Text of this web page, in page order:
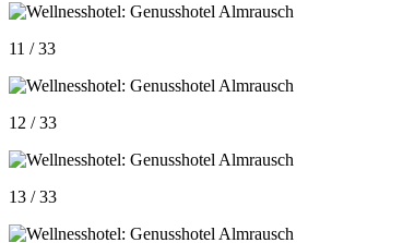
11 / 33
12 / 33
13 / 33